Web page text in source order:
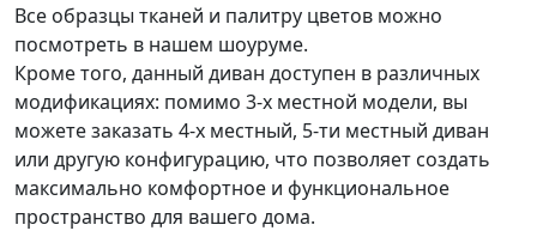
Все образцы тканей и палитру цветов можно
посмотреть в нашем шоуруме.
Кроме того, данный диван доступен в различных
модификациях: помимо 3-х местной модели, вы
можете заказать 4-х местный, 5-ти местный диван
или другую конфигурацию, что позволяет создать
максимально комфортное и функциональное
пространство для вашего дома.